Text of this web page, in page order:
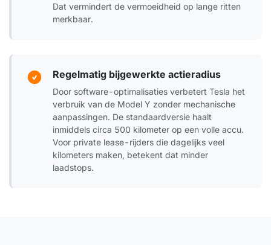
Dat vermindert de vermoeidheid op lange ritten
merkbaar.
Regelmatig bijgewerkte actieradius
Door software-optimalisaties verbetert Tesla het
verbruik van de Model Y zonder mechanische
aanpassingen. De standaardversie haalt
inmiddels circa 500 kilometer op een volle accu.
Voor private lease-rijders die dagelijks veel
kilometers maken, betekent dat minder
laadstops.